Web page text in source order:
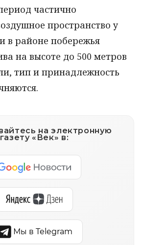
частично
пространство у
в районе побережья
на высоте до 500 метров
тип и принадлежность
на электронную
газету «Век» в:
Мы в Telegram